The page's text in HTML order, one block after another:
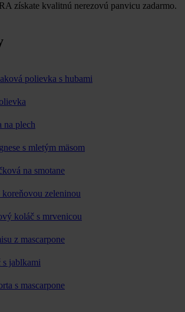
získate kvalitnú nerezovú panvicu zadarmo.
polievka s hubami
na plech
s mletým mäsom
na smotane
koreňovou zeleninou
koláč s mrvenicou
z mascarpone
jablkami
s mascarpone